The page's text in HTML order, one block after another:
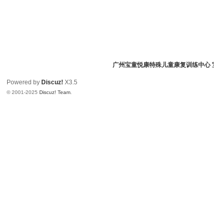
广州宝童悦康特殊儿童康复训练中心
Powered by Discuz! X3.5
© 2001-2025Discuz! Team